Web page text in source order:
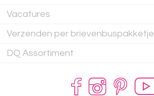
Vacatures
Verzenden per brievenbuspakketje
DQ Assortiment